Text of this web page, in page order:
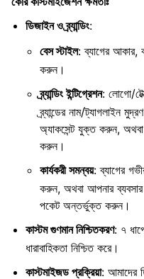
ডিজাইন ও ব্র্যান্ডিং:
বেস স্টাইল: ব্যাগের আকার,
করুন।
ব্র্যান্ডিং ইন্টিগ্রেশন: লোগো/
ব্র্যান্ডের নাম/ট্যাগলাইন
অ্যাকসেন্ট যুক্ত করুন, অথবা
করুন।
কার্যকরী সমন্বয়: ব্যাগের
করুন, অথবা আপনার
পকেট অন্তর্ভুক্ত করুন।
কাস্টম গুণমান নিশ্চিতকরণ: ৭
ধারাবাহিকতা নিশ্চিত করে।
কাস্টমাইজড প্রক্রিয়া: আমাদের